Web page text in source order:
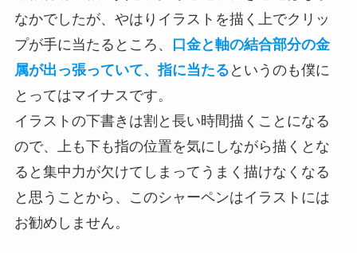
なかでしたが、やはりイラストを描く上でクリッ
プが手に当たるところ、
口金と軸の結合部分の金
属が出っ張っていて、指に当たる というのも僕に
とってはマイナスです。
イラストの下書きは割と長い時間描くことになる
ので、上も下も指の位置を気にしながら描くとな
ると集中力が欠けてしまってうまく描けなくなる
と思うことから、このシャーペンはイラストには
お勧めしません。